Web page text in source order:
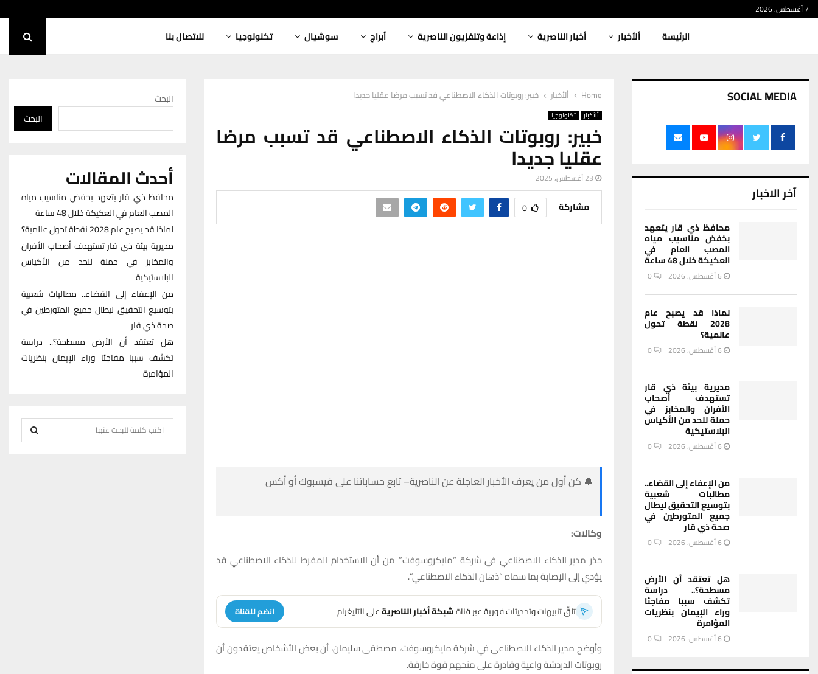
7 أغسطس، 2026
الرئيسة ألأخبار أخبار الناصرية إذاعة وتلفزيون الناصرية أبراج سوشيال تكنولوجيا للاتصال بنا
Home ألأخبار خبير: روبوتات الذكاء الاصطناعي قد تسبب مرضا عقليا جديدا
ألأخبار تكنولوجيا
خبير: روبوتات الذكاء الاصطناعي قد تسبب مرضا
عقليا جديدا
23 أغسطس، 2025
مشاركة 0
🔔 كن أول من يعرف الأخبار العاجلة عن الناصرية– تابع حساباتنا على فيسبوك أو أكس
وكالات:
حذر مدير الذكاء الاصطناعي في شركة “مايكروسوفت” من أن الاستخدام المفرط للذكاء الاصطناعي قد
يؤدي إلى الإصابة بما سماه “ذهان الذكاء الاصطناعي”.
تلقَّ تنبيهات وتحديثات فورية عبر قناةشبكة أخبار الناصريةعلى التليغرام انضم للقناة
وأوضح مدير الذكاء الاصطناعي في شركة مايكروسوفت، مصطفى سليمان، أن بعض الأشخاص يعتقدون أن
روبوتات الدردشة واعية وقادرة على منحهم قوة خارقة.
SOCIAL MEDIA
آخر الاخبار
محافظ ذي قار يتعهد
بخفض مناسيب مياه
المصب العام في
العكيكة خلال 48 ساعة
6 أغسطس، 2026 0
لماذا قد يصبح عام
2028 نقطة تحول
عالمية؟
6 أغسطس، 2026 0
مديرية بيئة ذي قار
تستهدف أصحاب
الأفران والمخابز في
حملة للحد من الأكياس
البلاستيكية
6 أغسطس، 2026 0
من الإعفاء إلى القضاء..
مطالبات شعبية
بتوسيع التحقيق ليطال
جميع المتورطين في
صحة ذي قار
6 أغسطس، 2026 0
هل تعتقد أن الأرض
مسطحة؟.. دراسة
تكشف سببا مفاجئا
وراء الإيمان بنظريات
المؤامرة
6 أغسطس، 2026 0
البحث
البحث
أحدث المقالات
محافظ ذي قار يتعهد بخفض مناسيب مياه
المصب العام في العكيكة خلال 48 ساعة
لماذا قد يصبح عام 2028 نقطة تحول عالمية؟
مديرية بيئة ذي قار تستهدف أصحاب الأفران
والمخابز في حملة للحد من الأكياس
البلاستيكية
من الإعفاء إلى القضاء.. مطالبات شعبية
بتوسيع التحقيق ليطال جميع المتورطين في
صحة ذي قار
هل تعتقد أن الأرض مسطحة؟.. دراسة
تكشف سببا مفاجئا وراء الإيمان بنظريات
المؤامرة
e